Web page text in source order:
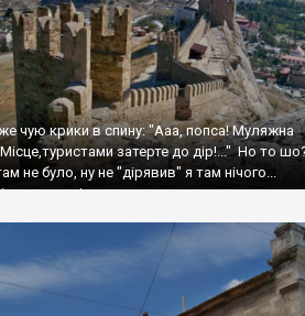
чую крики в спину: "Ааа, попса! Муляжна
затерте до дір!..." Но то
не було, ну не "дірявив" я там нічого...
до цього літа.